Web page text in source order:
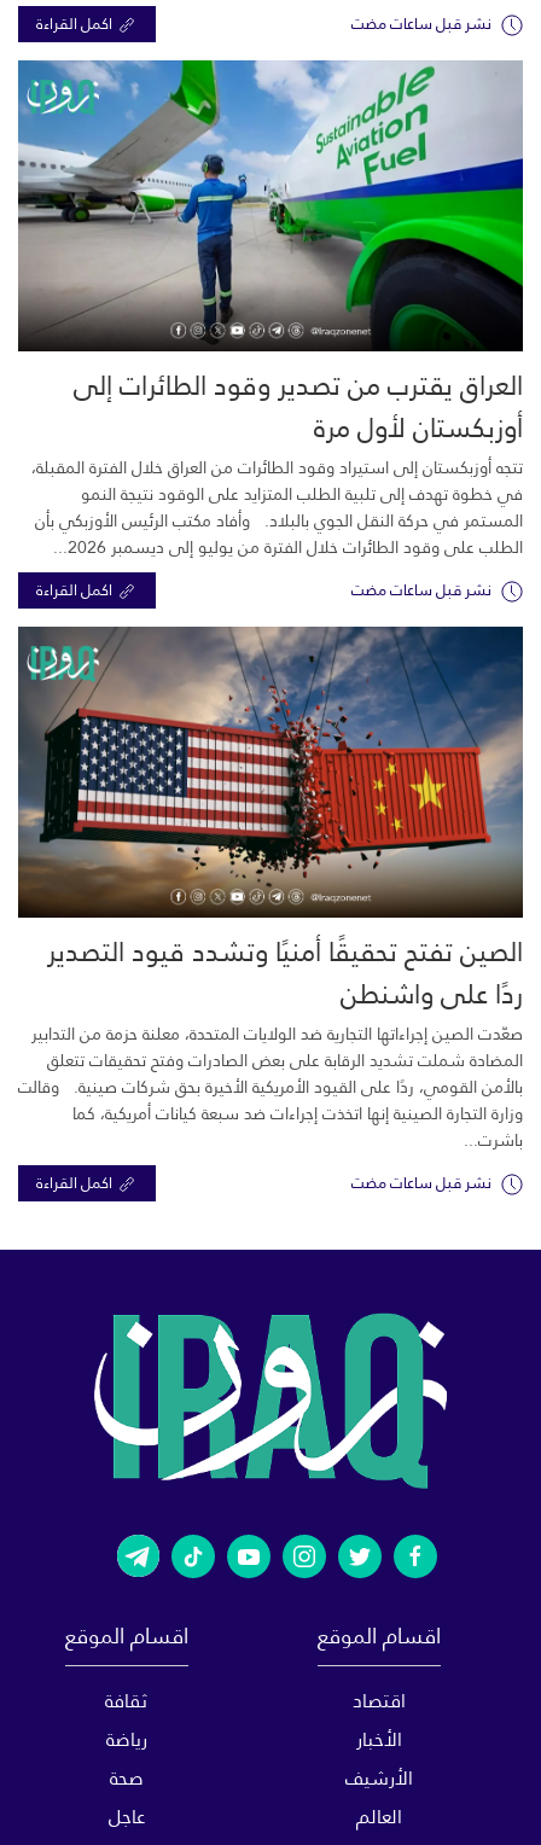
نشر قبل ساعات مضت اكمل القراءة
العراق يقترب من تصدير وقود الطائرات إلى
أوزبكستان لأول مرة
تتجه أوزبكستان إلى استيراد وقود الطائرات من العراق خلال الفترة المقبلة،
في خطوة تهدف إلى تلبية الطلب المتزايد على الوقود نتيجة النمو
المستمر في حركة النقل الجوي بالبلاد. وأفاد مكتب الرئيس الأوزبكي بأن
الطلب على وقود الطائرات خلال الفترة من يوليو إلى ديسمبر 2026...
نشر قبل ساعات مضت اكمل القراءة
الصين تفتح تحقيقًا أمنيًا وتشدد قيود التصدير
ردًا على واشنطن
صعّدت الصين إجراءاتها التجارية ضد الولايات المتحدة، معلنة حزمة من التدابير
المضادة شملت تشديد الرقابة على بعض الصادرات وفتح تحقيقات تتعلق
بالأمن القومي، ردًا على القيود الأمريكية الأخيرة بحق شركات صينية. وقالت
وزارة التجارة الصينية إنها اتخذت إجراءات ضد سبعة كيانات أمريكية، كما
باشرت...
نشر قبل ساعات مضت اكمل القراءة
اقسام الموقع
اقتصاد
الأخبار
الأرشيف
العالم
اقسام الموقع
ثقافة
رياضة
صحة
عاجل